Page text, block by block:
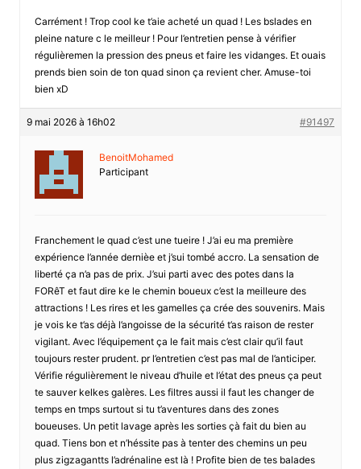
Carrément ! Trop cool ke t’aie acheté un quad ! Les bslades en
pleine nature c le meilleur ! Pour l’entretien pense à vérifier
régulièremen la pression des pneus et faire les vidanges. Et ouais
prends bien soin de ton quad sinon ça revient cher. Amuse-toi
bien xD
9 mai 2026 à 16h02 #91497
BenoitMohamed
Participant
Franchement le quad c’est une tueire ! J’ai eu ma première
expérience l’année dernièe et j’sui tombé accro. La sensation de
liberté ça n’a pas de prix. J’sui parti avec des potes dans la
FORêT et faut dire ke le chemin boueux c’est la meilleure des
attractions ! Les rires et les gamelles ça crée des souvenirs. Mais
je vois ke t’as déjà l’angoisse de la sécurité t’as raison de rester
vigilant. Avec l’équipement ça le fait mais c’est clair qu’il faut
toujours rester prudent. pr l’entretien c’est pas mal de l’anticiper.
Vérifie régulièrement le niveau d’huile et l’état des pneus ça peut
te sauver kelkes galères. Les filtres aussi il faut les changer de
temps en tmps surtout si tu t’aventures dans des zones
boueuses. Un petit lavage après les sorties çà fait du bien au
quad. Tiens bon et n’héssite pas à tenter des chemins un peu
plus zigzagantts l’adrénaline est là ! Profite bien de tes balades